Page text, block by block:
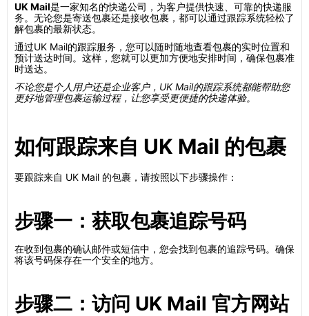
UK Mail是一家知名的快递公司，为客户提供快速、可靠的快递服
务。无论您是寄送包裹还是接收包裹，都可以通过跟踪系统轻松了
解包裹的最新状态。
通过UK Mail的跟踪服务，您可以随时随地查看包裹的实时位置和
预计送达时间。这样，您就可以更加方便地安排时间，确保包裹准
时送达。
不论您是个人用户还是企业客户，UK Mail的跟踪系统都能帮助您
更好地管理包裹运输过程，让您享受更便捷的快递体验。
如何跟踪来自 UK Mail 的包裹
要跟踪来自 UK Mail 的包裹，请按照以下步骤操作：
步骤一：获取包裹追踪号码
在收到包裹的确认邮件或短信中，您会找到包裹的追踪号码。确保
将该号码保存在一个安全的地方。
步骤二：访问 UK Mail 官方网站